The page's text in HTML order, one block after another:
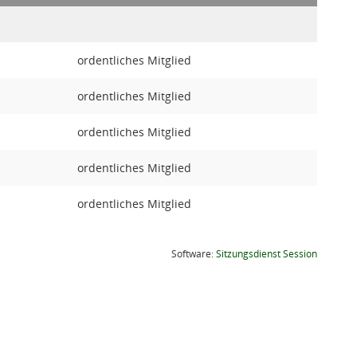
ordentliches Mitglied
ordentliches Mitglied
ordentliches Mitglied
ordentliches Mitglied
ordentliches Mitglied
Software:SitzungsdienstSession(Wird in